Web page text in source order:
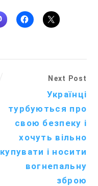
Next Post
Українці
турбуються про
свою безпеку і
хочуть вільно
купувати і носити
вогнепальну
зброю